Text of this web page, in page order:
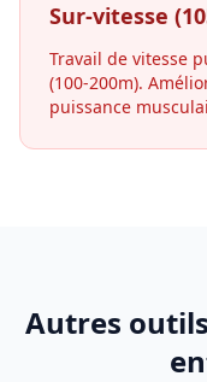
Sur-vitesse
Travail de vitesse
(100-200m).
puissance
Autres